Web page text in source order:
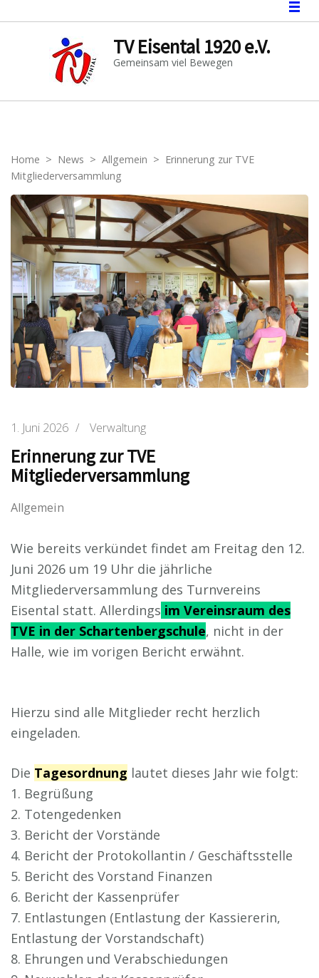
TV Eisental 1920 e.V.
Gemeinsam viel Bewegen
Home > News > Allgemein > Erinnerung zur TVE
Mitgliederversammlung
1. Juni 2026 / Verwaltung
Erinnerung zur TVE
Mitgliederversammlung
Allgemein
Wie bereits verkündet findet am Freitag den 12.
Juni 2026 um 19 Uhr die jährliche
Mitgliederversammlung des Turnvereins
Eisental statt. Allerdings im Vereinsraum des
TVE in der Schartenbergschule, nicht in der
Halle, wie im vorigen Bericht erwähnt.
Hierzu sind alle Mitglieder recht herzlich
eingeladen.
Die Tagesordnung lautet dieses Jahr wie folgt:
1. Begrüßung
2. Totengedenken
3. Bericht der Vorstände
4. Bericht der Protokollantin / Geschäftsstelle
5. Bericht des Vorstand Finanzen
6. Bericht der Kassenprüfer
7. Entlastungen (Entlastung der Kassiererin,
Entlastung der Vorstandschaft)
8. Ehrungen und Verabschiedungen